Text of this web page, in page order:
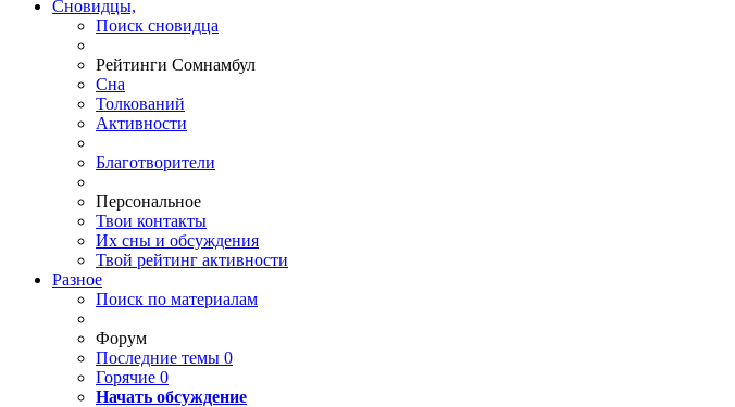
Сновидцы,
Поиск сновидца
Рейтинги Сомнамбул
Сна
Толкований
Активности
Благотворители
Персональное
Твои контакты
Их сны и обсуждения
Твой рейтинг активности
Разное
Поиск по материалам
Форум
Последние темы 0
Горячие 0
Начать обсуждение